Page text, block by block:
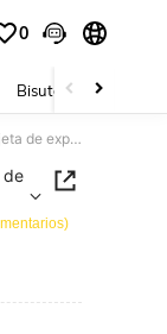
0
Bisutería Y
Tarjeta de memoria TF de 256GB, tarjeta de expansión de almacenamiento de alta velocidad adecuada para vigilancia, teléfonos, reproductores de MP3, cámaras
de